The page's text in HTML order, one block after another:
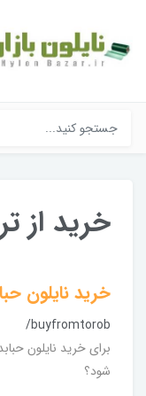
خرید از
خرید نایلون
/buyfromtorob
برای خرید نایلون
شود؟